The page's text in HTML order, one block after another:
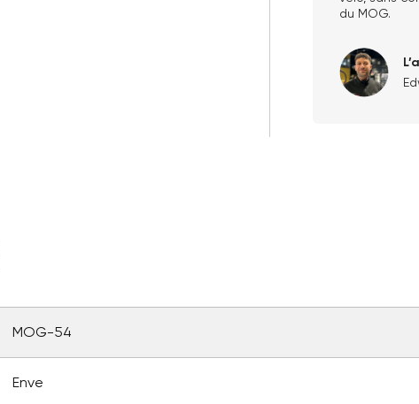
du MOG.
MOG-54
Enve